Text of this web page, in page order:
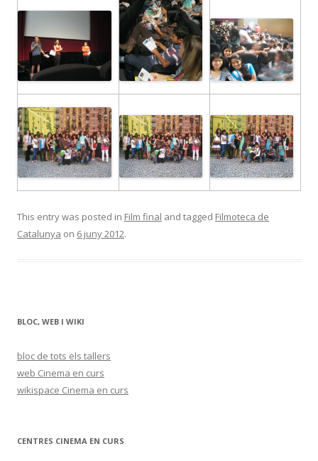
This entry was posted in Film final and tagged Filmoteca de
Catalunya on 6 juny 2012.
BLOC, WEB I WIKI
bloc de tots els tallers
web Cinema en curs
wikispace Cinema en curs
CENTRES CINEMA EN CURS